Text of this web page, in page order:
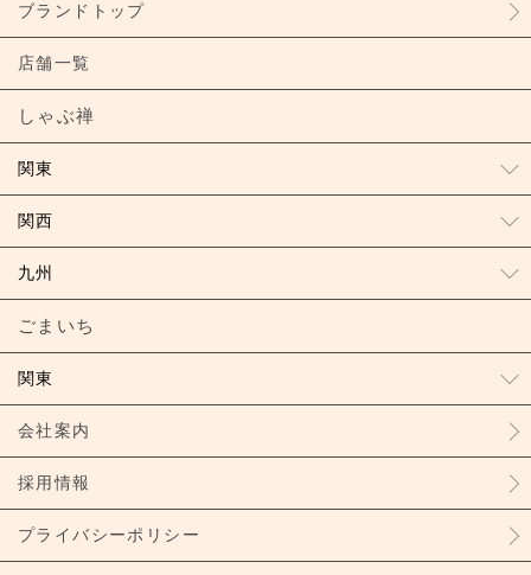
ブランドトップ
店舗一覧
しゃぶ禅
関東
関西
九州
ごまいち
関東
会社案内
採用情報
プライバシーポリシー